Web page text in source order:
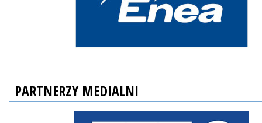
PARTNERZY MEDIALNI